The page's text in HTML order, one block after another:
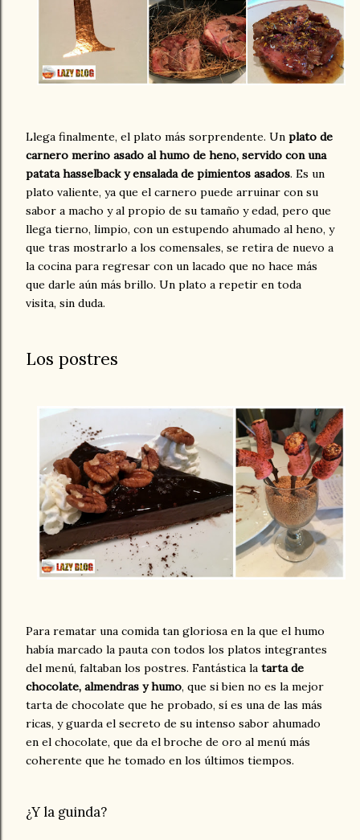
Llega finalmente, el plato más sorprendente. Un plato de
carnero merino asado al humo de heno, servido con una
patata hasselback y ensalada de pimientos asados. Es un
plato valiente, ya que el carnero puede arruinar con su
sabor a macho y al propio de su tamaño y edad, pero que
llega tierno, limpio, con un estupendo ahumado al heno, y
que tras mostrarlo a los comensales, se retira de nuevo a
la cocina para regresar con un lacado que no hace más
que darle aún más brillo. Un plato a repetir en toda
visita, sin duda.
Los postres
Para rematar una comida tan gloriosa en la que el humo
había marcado la pauta con todos los platos integrantes
del menú, faltaban los postres. Fantástica la tarta de
chocolate, almendras y humo, que si bien no es la mejor
tarta de chocolate que he probado, sí es una de las más
ricas, y guarda el secreto de su intenso sabor ahumado
en el chocolate, que da el broche de oro al menú más
coherente que he tomado en los últimos tiempos.
¿Y la guinda?